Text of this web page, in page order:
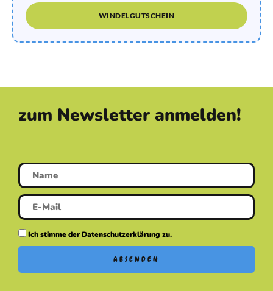
WINDELGUTSCHEIN
zum Newsletter anmelden!
Ich stimme der Datenschutzerklärung zu.
ABSENDEN